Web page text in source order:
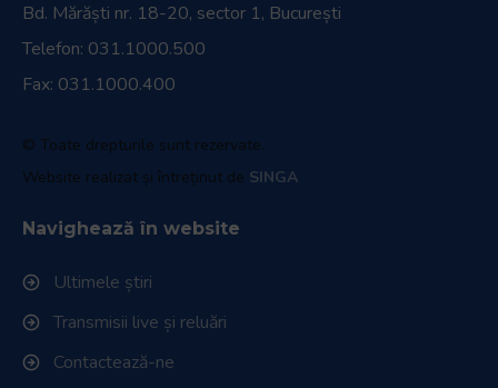
Bd. Mărăști nr. 18-20, sector 1, București
Telefon: 031.1000.500
Fax: 031.1000.400
© Toate drepturile sunt rezervate.
Website realizat și întreținut de SINGA
Navighează în website
Ultimele știri
Transmisii live și reluări
Contactează-ne